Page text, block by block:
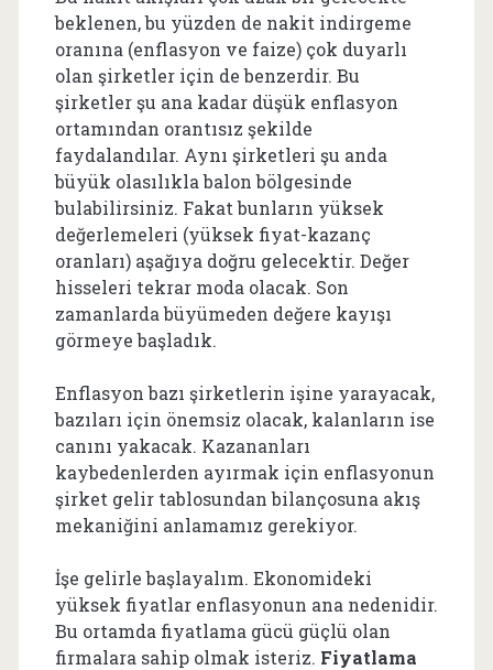
beklenen, bu yüzden de nakit indirgeme
oranına (enflasyon ve faize) çok duyarlı
olan şirketler için de benzerdir. Bu
şirketler şu ana kadar düşük enflasyon
ortamından orantısız şekilde
faydalandılar. Aynı şirketleri şu anda
büyük olasılıkla balon bölgesinde
bulabilirsiniz. Fakat bunların yüksek
değerlemeleri (yüksek fiyat-kazanç
oranları) aşağıya doğru gelecektir. Değer
hisseleri tekrar moda olacak. Son
zamanlarda büyümeden değere kayışı
görmeye başladık.
Enflasyon bazı şirketlerin işine yarayacak,
bazıları için önemsiz olacak, kalanların ise
canını yakacak. Kazananları
kaybedenlerden ayırmak için enflasyonun
şirket gelir tablosundan bilançosuna akış
mekaniğini anlamamız gerekiyor.
İşe gelirle başlayalım. Ekonomideki
yüksek fiyatlar enflasyonun ana nedenidir.
Bu ortamda fiyatlama gücü güçlü olan
firmalara sahip olmak isteriz. Fiyatlama